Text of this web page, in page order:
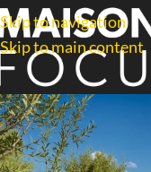
Skip to navigation
Skip to main content